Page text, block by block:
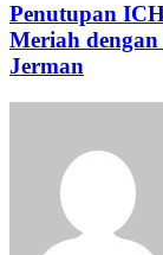
Penutupan
Meriah
Jerman